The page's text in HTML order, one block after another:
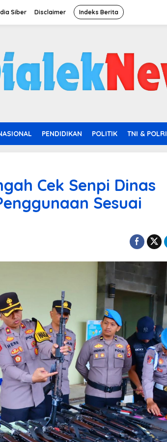
Siber Disclaimer Indeks Berita
PENDIDIKAN POLITIK TNI & POLRI
Cek Senpi Dinas
Sesuai